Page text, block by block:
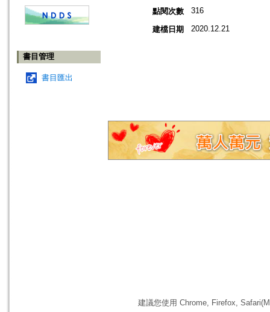
書目管理
書目匯出
點閱次數
316
建檔日期 2020.12.21
建議您使用 Chrome, Firefox,